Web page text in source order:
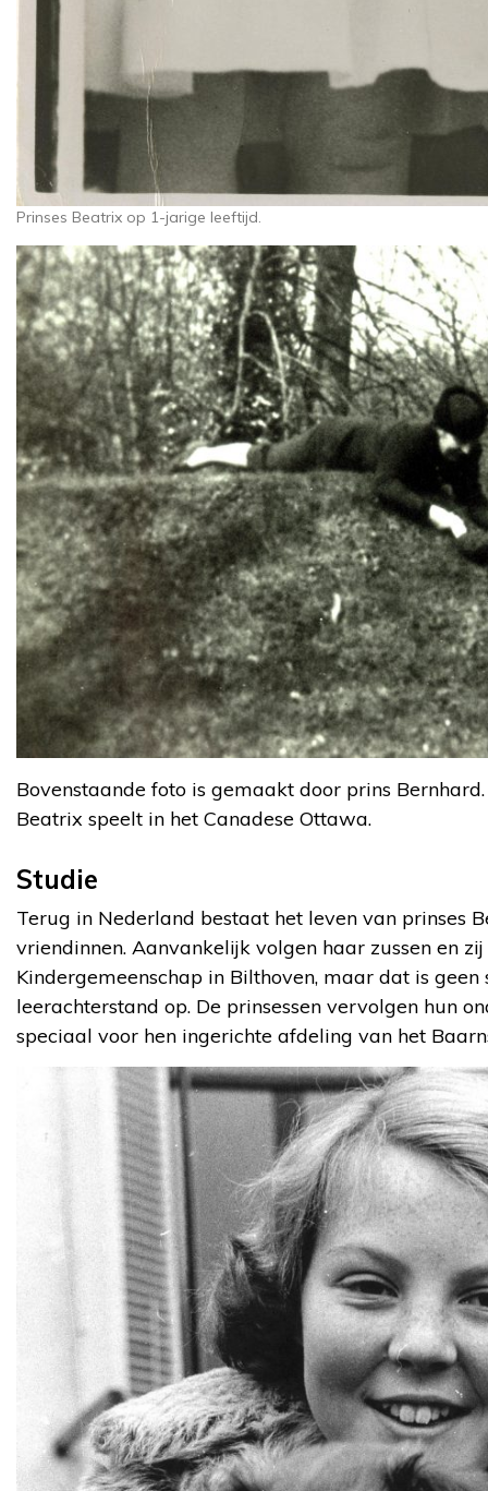
Prinses Beatrix op 1-jarige leeftijd.
Bovenstaande foto is gemaakt door prins
Beatrix speelt in het Canadese Ottawa.
Studie
Terug in Nederland bestaat het leven van prinses
vriendinnen. Aanvankelijk volgen haar zussen en
Kindergemeenschap in Bilthoven, maar dat is geen
leerachterstand op. De prinsessen vervolgen hun
speciaal voor hen ingerichte afdeling van het